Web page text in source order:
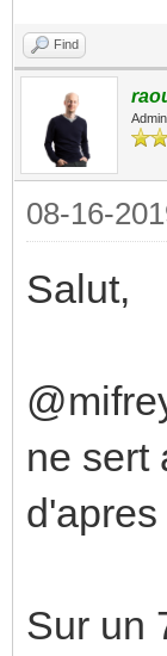
Find
08-16-
Salut,
ne sert
Sur un